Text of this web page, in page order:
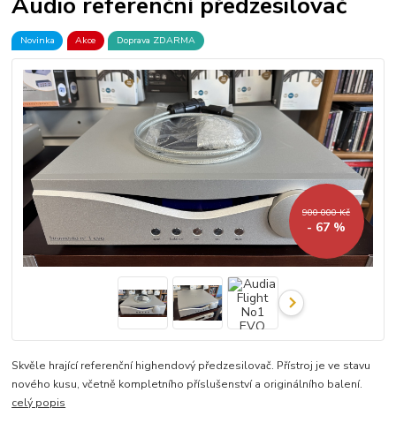
Novinka Akce Doprava ZDARMA
900 000 Kč
- 67 %
Skvěle hrající referenční highendový předzesilovač. Přístroj je ve stavu
nového kusu, včetně kompletního příslušenství a originálního balení.
celý popis